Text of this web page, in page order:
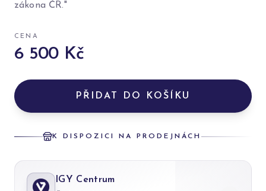
zákona ČR."
CENA
6 500 Kč
PŘIDAT DO KOŠÍKU
K DISPOZICI NA PRODEJNÁCH
IGY Centrum